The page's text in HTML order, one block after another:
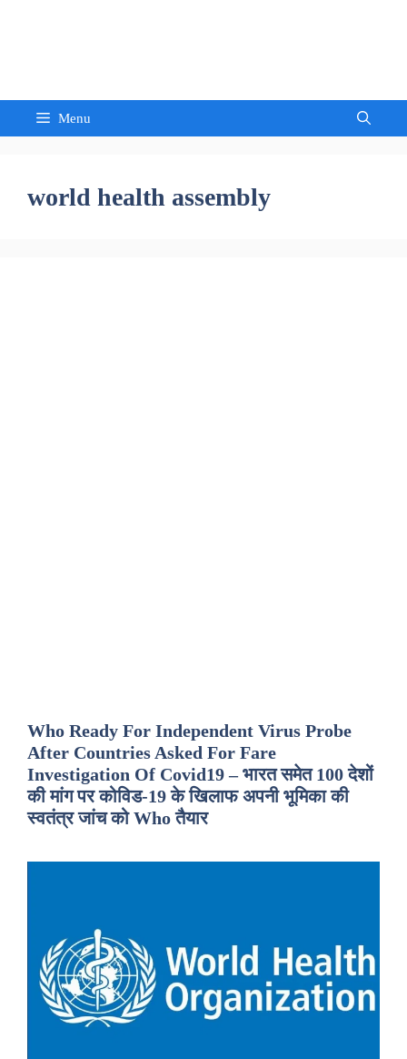
Menu
world health assembly
Who Ready For Independent Virus Probe
After Countries Asked For Fare
Investigation Of Covid19 – भारत समेत 100 देशों
की मांग पर कोविड-19 के खिलाफ अपनी भूमिका की
स्वतंत्र जांच को Who तैयार